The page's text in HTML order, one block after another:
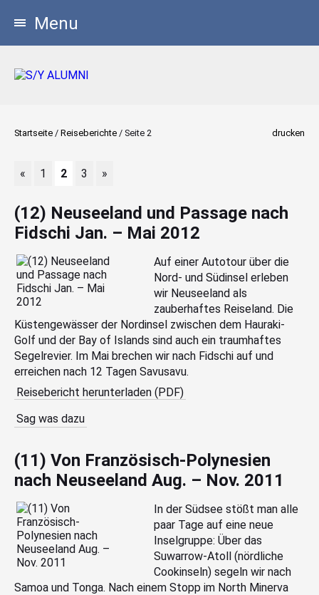
Menu
drucken
Startseite / Reiseberichte / Seite 2
« 1 2 3 »
(12) Neuseeland und Passage nach
Fidschi Jan. – Mai 2012
Auf einer Autotour über die
Nord- und Südinsel erleben
wir Neuseeland als
zauberhaftes Reiseland. Die
Küstengewässer der Nordinsel zwischen dem Hauraki-
Golf und der Bay of Islands sind auch ein traumhaftes
Segelrevier. Im Mai brechen wir nach Fidschi auf und
erreichen nach 12 Tagen Savusavu.
Reisebericht herunterladen (PDF)
Sag was dazu
(11) Von Französisch-Polynesien
nach Neuseeland Aug. – Nov. 2011
In der Südsee stößt man alle
paar Tage auf eine neue
Inselgruppe: Über das
Suwarrow-Atoll (nördliche
Cookinseln) segeln wir nach
Samoa und Tonga. Nach einem Stopp im North Minerva